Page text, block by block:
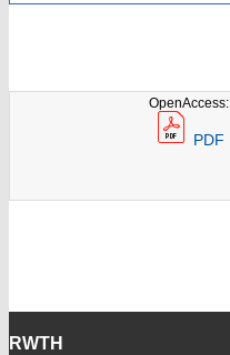
OpenAccess:
PDF
RWTH